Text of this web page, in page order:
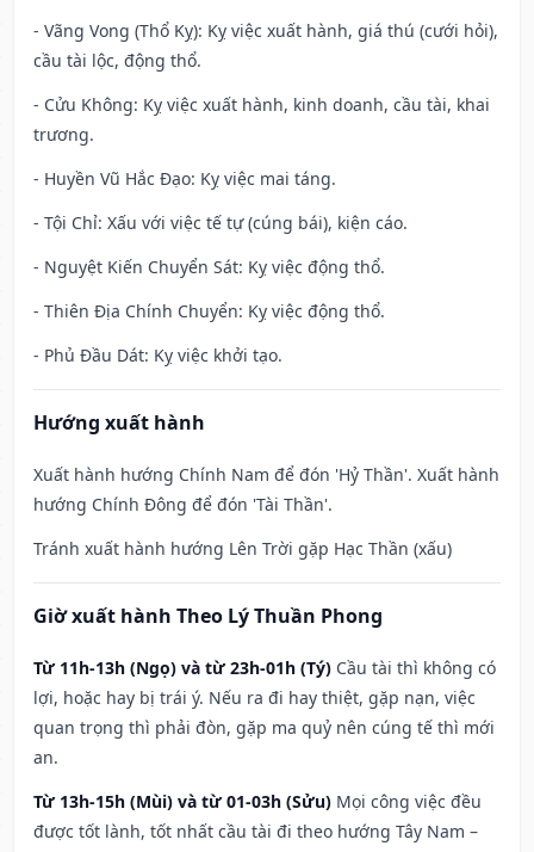
- Vãng Vong (Thổ Kỵ): Kỵ việc xuất hành, giá thú (cưới hỏi),
cầu tài lộc, động thổ.
- Cửu Không: Kỵ việc xuất hành, kinh doanh, cầu tài, khai
trương.
- Huyền Vũ Hắc Đạo: Kỵ việc mai táng.
- Tội Chỉ: Xấu với việc tế tự (cúng bái), kiện cáo.
- Nguyệt Kiến Chuyển Sát: Kỵ việc động thổ.
- Thiên Địa Chính Chuyển: Kỵ việc động thổ.
- Phủ Đầu Dát: Kỵ việc khởi tạo.
Hướng xuất hành
Xuất hành hướng Chính Nam để đón 'Hỷ Thần'. Xuất hành
hướng Chính Đông để đón 'Tài Thần'.
Tránh xuất hành hướng Lên Trời gặp Hạc Thần (xấu)
Giờ xuất hành Theo Lý Thuần Phong
Từ 11h-13h (Ngọ) và từ 23h-01h (Tý) Cầu tài thì không có
lợi, hoặc hay bị trái ý. Nếu ra đi hay thiệt, gặp nạn, việc
quan trọng thì phải đòn, gặp ma quỷ nên cúng tế thì mới
an.
Từ 13h-15h (Mùi) và từ 01-03h (Sửu) Mọi công việc đều
được tốt lành, tốt nhất cầu tài đi theo hướng Tây Nam –